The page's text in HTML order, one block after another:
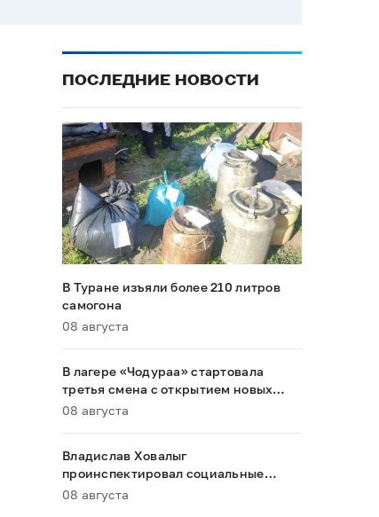
ПОСЛЕДНИЕ НОВОСТИ
В Туране изъяли более 210 литров
самогона
08 августа
В лагере «Чодураа» стартовала
третья смена с открытием новых
корпусов
08 августа
Владислав Ховалыг
проинспектировал социальные
объекты в Тандинском районе
08 августа